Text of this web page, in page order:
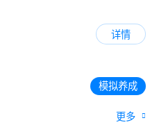
详情
模拟养成
更多